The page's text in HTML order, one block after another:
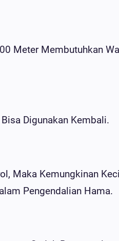
Meter Membutuhkan
Digunakan Kembali.
Maka Kemungkinan
Pengendalian Hama.